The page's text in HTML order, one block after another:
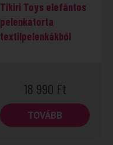
Tikiri Toys elefántos
pelenkatorta
textilpelenkákból
18 990 Ft
TOVÁBB